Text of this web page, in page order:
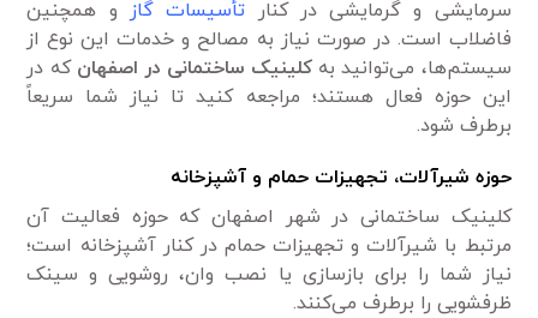
سرمایشی و گرمایشی در کنار تأسیسات گاز
و همچنین
فاضلاب است. در صورت نیاز به مصالح و خدمات این نوع از
سیستم‌ها، می‌توانید به کلینیک ساختمانی در اصفهان که در
این حوزه فعال هستند؛ مراجعه کنید تا نیاز شما سریعاً
برطرف شود.
حوزه شیرآلات، تجهیزات حمام و آشپزخانه
کلینیک ساختمانی در شهر اصفهان که حوزه فعالیت آن
مرتبط با شیرآلات و تجهیزات حمام در کنار آشپزخانه است؛
نیاز شما را برای بازسازی یا نصب وان، روشویی و سینک
ظرفشویی را برطرف می‌کنند.